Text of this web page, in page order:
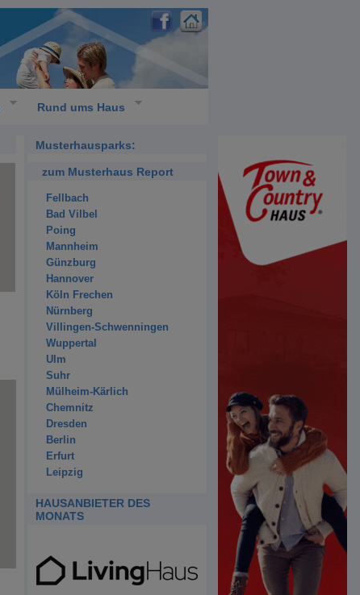
Rund ums Haus
Musterhausparks:
zum Musterhaus Report
Fellbach
Bad Vilbel
Poing
Mannheim
Günzburg
Hannover
Köln Frechen
Nürnberg
Villingen-Schwenningen
Wuppertal
Ulm
Suhr
Mülheim-Kärlich
Chemnitz
Dresden
Berlin
Erfurt
Leipzig
HAUSANBIETER DES
MONATS